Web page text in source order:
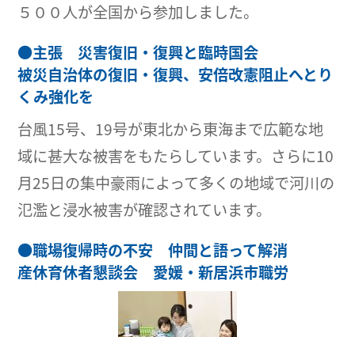
５００人が全国から参加しました。
●主張 災害復旧・復興と臨時国会
被災自治体の復旧・復興、安倍改憲阻止へとり
くみ強化を
台風15号、19号が東北から東海まで広範な地
域に甚大な被害をもたらしています。さらに10
月25日の集中豪雨によって多くの地域で河川の
氾濫と浸水被害が確認されています。
●職場復帰時の不安 仲間と語って解消
産休育休者懇談会 愛媛・新居浜市職労